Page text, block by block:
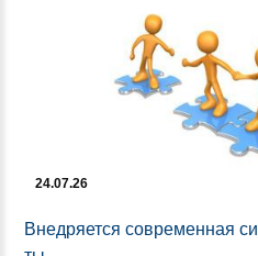
24.07.26
Внед­ря­ет­ся сов­ре­мен­ная